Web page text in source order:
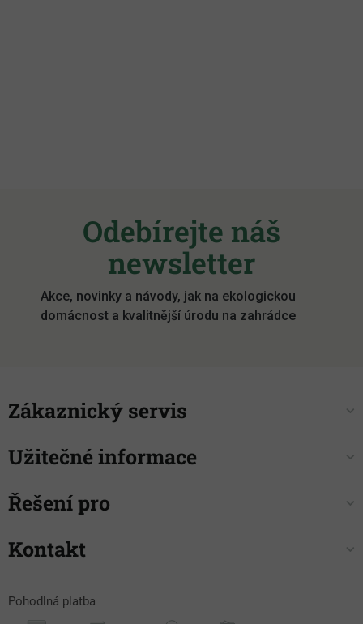
Odebírejte náš
newsletter
Akce, novinky a návody, jak na ekologickou
domácnost a kvalitnější úrodu na zahrádce
Zákaznický servis
Užitečné informace
Řešení pro
Kontakt
Pohodlná platba